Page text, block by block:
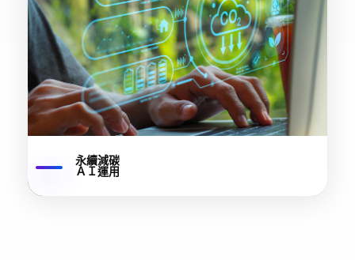
永續減碳
ＡＩ運用